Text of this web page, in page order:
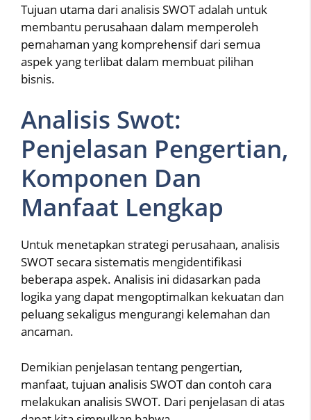
Tujuan utama dari analisis SWOT adalah untuk
membantu perusahaan dalam memperoleh
pemahaman yang komprehensif dari semua
aspek yang terlibat dalam membuat pilihan
bisnis.
Analisis Swot:
Penjelasan Pengertian,
Komponen Dan
Manfaat Lengkap
Untuk menetapkan strategi perusahaan, analisis
SWOT secara sistematis mengidentifikasi
beberapa aspek. Analisis ini didasarkan pada
logika yang dapat mengoptimalkan kekuatan dan
peluang sekaligus mengurangi kelemahan dan
ancaman.
Demikian penjelasan tentang pengertian,
manfaat, tujuan analisis SWOT dan contoh cara
melakukan analisis SWOT. Dari penjelasan di atas